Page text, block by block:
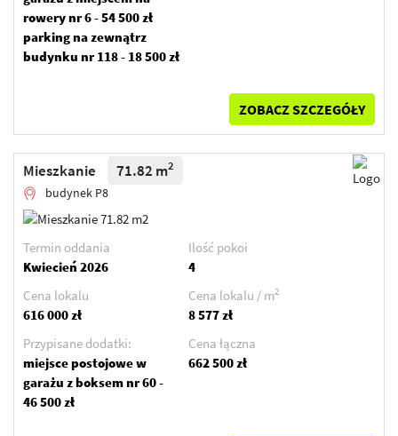
rowery nr 6 - 54 500 zł
parking na zewnątrz
budynku nr 118 - 18 500 zł
ZOBACZ SZCZEGÓŁY
Mieszkanie 71.82 m2
budynek P8
Termin oddania
Kwiecień 2026
Ilość pokoi
4
Cena lokalu
616 000 zł
Cena lokalu / m2
8 577 zł
Przypisane dodatki:
miejsce postojowe w
garażu z boksem nr 60 -
46 500 zł
Cena łączna
662 500 zł